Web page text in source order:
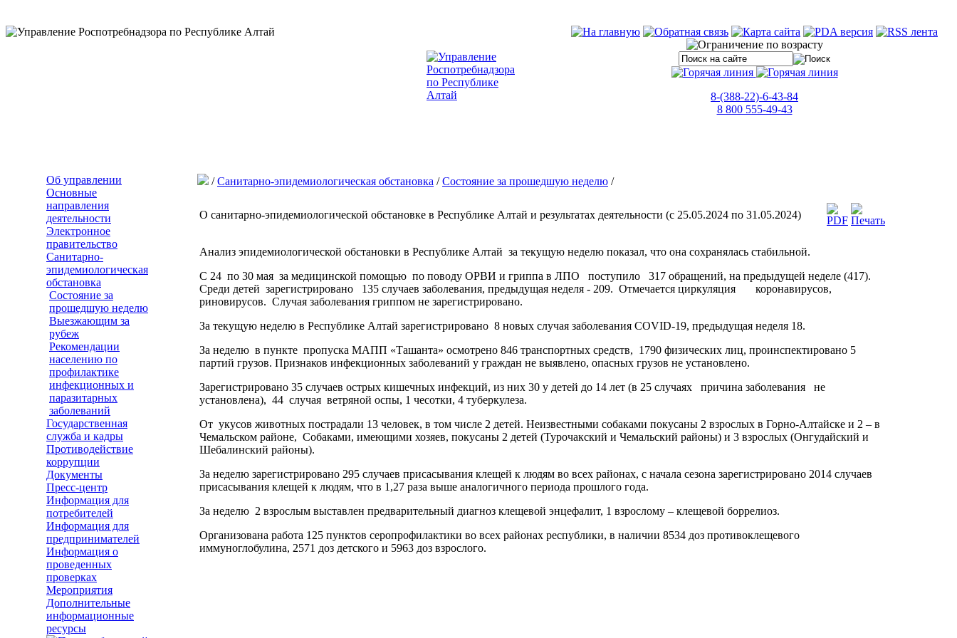
8-(388-22)-6-43-84
8 800 555-49-43
Об управлении
Основные
направления
деятельности
Электронное
правительство
Санитарно-
эпидемиологическая
обстановка
Состояние за
прошедшую неделю
Выезжающим за
рубеж
Рекомендации
населению по
профилактике
инфекционных и
паразитарных
заболеваний
Государственная
служба и кадры
Противодействие
коррупции
Документы
Пресс-центр
Информация для
потребителей
Информация для
предпринимателей
Информация о
проведенных
проверках
Мероприятия
Дополнительные
информационные
ресурсы
/Санитарно-эпидемиологическая обстановка /Состояние за прошедшую неделю /
О санитарно-эпидемиологической обстановке в Республике Алтай и результатах деятельности (с 25.05.2024 по 31.05.2024)
Анализ эпидемиологической обстановки в Республике Алтай за текущую неделю показал, что она сохранялась стабильной.
С 24 по 30 мая за медицинской помощью по поводу ОРВИ и гриппа в ЛПО поступило 317 обращений, на предыдущей неделе (417).
Среди детей зарегистрировано 135 случаев заболевания, предыдущая неделя - 209. Отмечается циркуляция коронавирусов,
риновирусов. Случая заболевания гриппом не зарегистрировано.
За текущую неделю в Республике Алтай зарегистрировано 8 новых случая заболевания COVID-19, предыдущая неделя 18.
За неделю в пункте пропуска МАПП «Ташанта» осмотрено 846 транспортных средств, 1790 физических лиц, проинспектировано 5
партий грузов. Признаков инфекционных заболеваний у граждан не выявлено, опасных грузов не установлено.
Зарегистрировано 35 случаев острых кишечных инфекций, из них 30 у детей до 14 лет (в 25 случаях причина заболевания не
установлена), 44 случая ветряной оспы, 1 чесотки, 4 туберкулеза.
От укусов животных пострадали 13 человек, в том числе 2 детей. Неизвестными собаками покусаны 2 взрослых в Горно-Алтайске и 2 – в
Чемальском районе, Собаками, имеющими хозяев, покусаны 2 детей (Турочакский и Чемальский районы) и 3 взрослых (Онгудайский и
Шебалинский районы).
За неделю зарегистрировано 295 случаев присасывания клещей к людям во всех районах, с начала сезона зарегистрировано 2014 случаев
присасывания клещей к людям, что в 1,27 раза выше аналогичного периода прошлого года.
За неделю 2 взрослым выставлен предварительный диагноз клещевой энцефалит, 1 взрослому – клещевой боррелиоз.
Организована работа 125 пунктов серопрофилактики во всех районах республики, в наличии 8534 доз противоклещевого
иммуноглобулина, 2571 доз детского и 5963 доз взрослого.